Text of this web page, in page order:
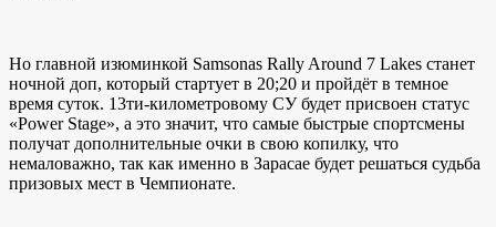
Но главной изюминкой Samsonas Rally Around 7 Lakes станет
ночной доп, который стартует в 20;20 и пройдёт в темное
время суток. 13ти-километровому СУ будет присвоен статус
«Power Stage», а это значит, что самые быстрые спортсмены
получат дополнительные очки в свою копилку, что
немаловажно, так как именно в Зарасае будет решаться судьба
призовых мест в Чемпионате.